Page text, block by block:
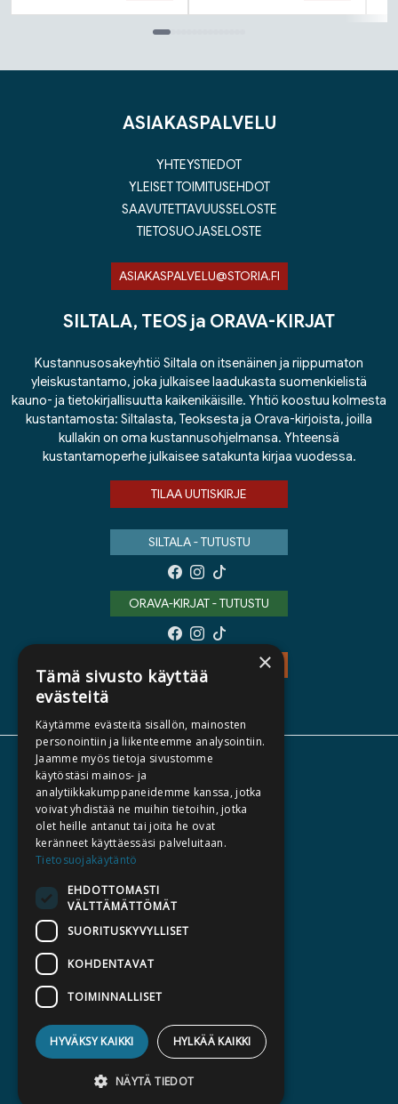
ASIAKASPALVELU
YHTEYSTIEDOT
YLEISET TOIMITUSEHDOT
SAAVUTETTAVUUSSELOSTE
TIETOSUOJASELOSTE
ASIAKASPALVELU@STORIA.FI
SILTALA, TEOS ja ORAVA-KIRJAT
Kustannusosakeyhtiö Siltala on itsenäinen ja riippumaton
yleiskustantamo, joka julkaisee laadukasta suomenkielistä
kauno- ja tietokirjallisuutta kaikenikäisille. Yhtiö koostuu kolmesta
kustantamosta: Siltalasta, Teoksesta ja Orava-kirjoista, joilla
kullakin on oma kustannusohjelmansa. Yhteensä
kustantamoperhe julkaisee satakunta kirjaa vuodessa.
TILAA UUTISKIRJE
SILTALA - TUTUSTU
ORAVA-KIRJAT - TUTUSTU
TIETOA MEISTÄ
TEKIJÄT
KATALOGIT
AJANKOHTAISTA
HALUATKO KIRJAILIJAKSI
LASKUTUSOSOITTEET
SILTALA.FI
E-JA ÄÄNIKIRJAT
ENNAKKOTILATTAVAT
×
Tämä sivusto käyttää
evästeitä
Käytämme evästeitä sisällön, mainosten
personointiin ja liikenteemme analysointiin.
Jaamme myös tietoja sivustomme
käytöstäsi mainos- ja
analytiikkakumppaneidemme kanssa, jotka
voivat yhdistää ne muihin tietoihin, jotka
olet heille antanut tai joita he ovat
keränneet käyttäessäsi palveluitaan.
Tietosuojakäytäntö
EHDOTTOMASTI
VÄLTTÄMÄTTÖMÄT
SUORITUSKYVYLLISET
KOHDENTAVAT
TOIMINNALLISET
HYVÄKSY KAIKKI HYLKÄÄ KAIKKI
NÄYTÄ TIEDOT